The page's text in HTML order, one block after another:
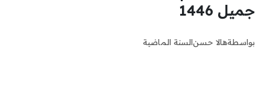
جميل 1446
بواسطةهالا حسنالسنة الماضية